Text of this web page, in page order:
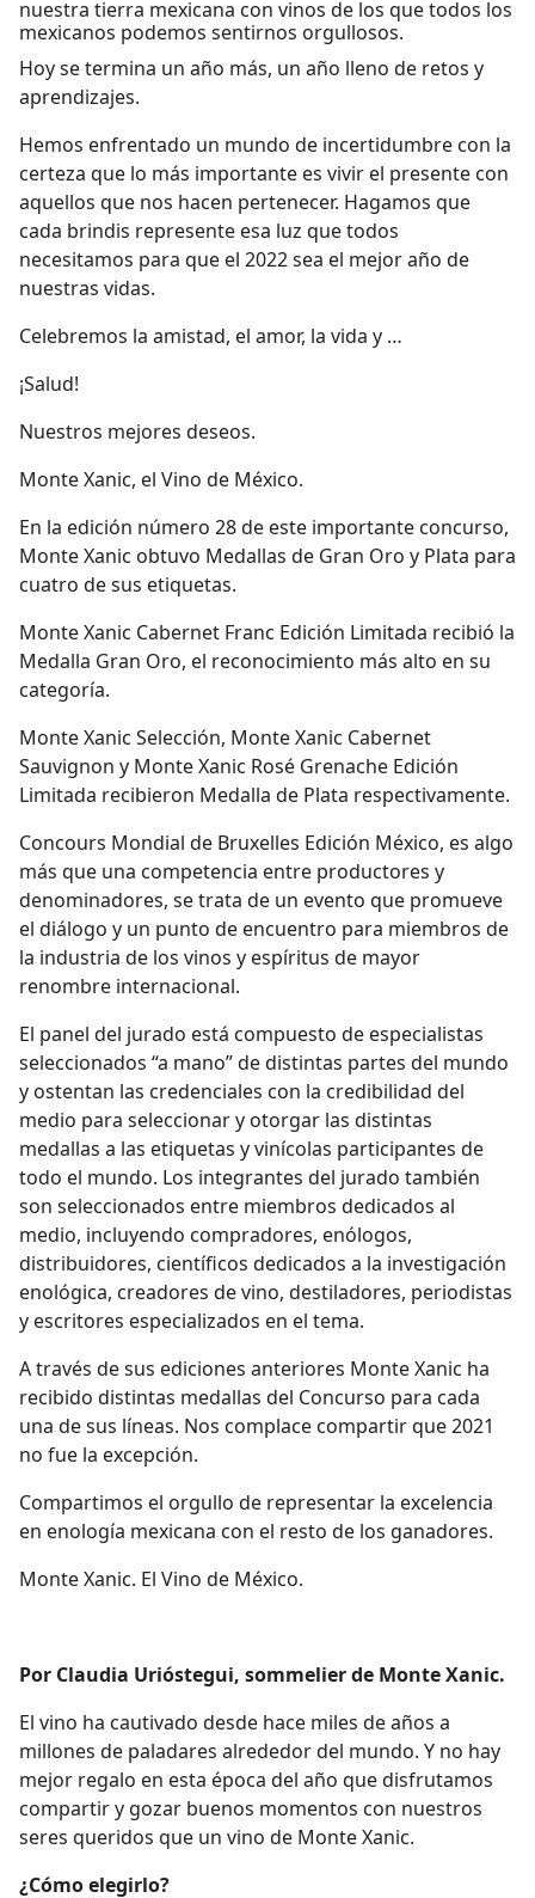
nuestra tierra mexicana con vinos de los que todos los
mexicanos podemos sentirnos orgullosos.
Hoy se termina un año más, un año lleno de retos y
aprendizajes.
Hemos enfrentado un mundo de incertidumbre con la
certeza que lo más importante es vivir el presente con
aquellos que nos hacen pertenecer. Hagamos que
cada brindis represente esa luz que todos
necesitamos para que el 2022 sea el mejor año de
nuestras vidas.
Celebremos la amistad, el amor, la vida y …
¡Salud!
Nuestros mejores deseos.
Monte Xanic, el Vino de México.
En la edición número 28 de este importante concurso,
Monte Xanic obtuvo Medallas de Gran Oro y Plata para
cuatro de sus etiquetas.
Monte Xanic Cabernet Franc Edición Limitada recibió la
Medalla Gran Oro, el reconocimiento más alto en su
categoría.
Monte Xanic Selección, Monte Xanic Cabernet
Sauvignon y Monte Xanic Rosé Grenache Edición
Limitada recibieron Medalla de Plata respectivamente.
Concours Mondial de Bruxelles Edición México, es algo
más que una competencia entre productores y
denominadores, se trata de un evento que promueve
el diálogo y un punto de encuentro para miembros de
la industria de los vinos y espíritus de mayor
renombre internacional.
El panel del jurado está compuesto de especialistas
seleccionados “a mano” de distintas partes del mundo
y ostentan las credenciales con la credibilidad del
medio para seleccionar y otorgar las distintas
medallas a las etiquetas y vinícolas participantes de
todo el mundo. Los integrantes del jurado también
son seleccionados entre miembros dedicados al
medio, incluyendo compradores, enólogos,
distribuidores, científicos dedicados a la investigación
enológica, creadores de vino, destiladores, periodistas
y escritores especializados en el tema.
A través de sus ediciones anteriores Monte Xanic ha
recibido distintas medallas del Concurso para cada
una de sus líneas. Nos complace compartir que 2021
no fue la excepción.
Compartimos el orgullo de representar la excelencia
en enología mexicana con el resto de los ganadores.
Monte Xanic. El Vino de México.
Por Claudia Urióstegui, sommelier de Monte Xanic.
El vino ha cautivado desde hace miles de años a
millones de paladares alrededor del mundo. Y no hay
mejor regalo en esta época del año que disfrutamos
compartir y gozar buenos momentos con nuestros
seres queridos que un vino de Monte Xanic.
¿Cómo elegirlo?